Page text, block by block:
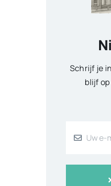
Schrijf je
blijf